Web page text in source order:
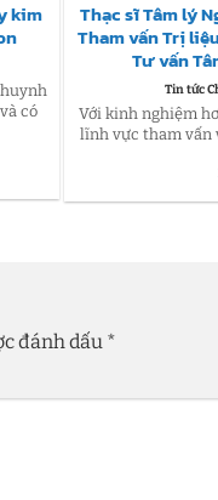
kim
có
Thạc sĩ Tâm lý
Tham vấn Trị
Tư vấn
Tin tức
Với kinh nghiệm
lĩnh vực tham vấn
đánh dấu *